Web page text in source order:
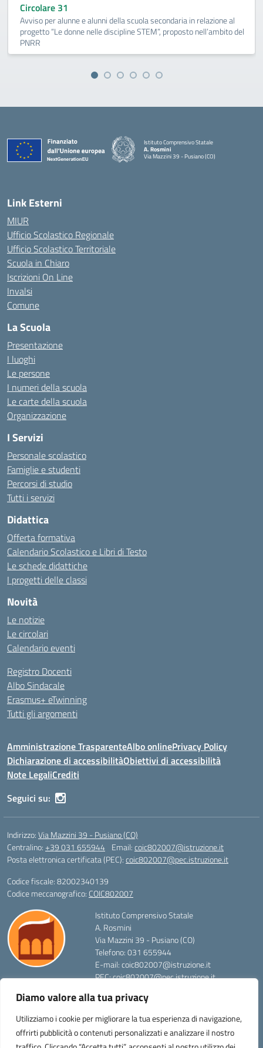
Diamo valore alla tua privacy
Utilizziamo i cookie per migliorare la tua esperienza di navigazione,
offrirti pubblicità o contenuti personalizzati e analizzare il nostro
Circolare 31
Avviso per alunne e alunni della scuola secondaria in relazione al
progetto “Le donne nelle discipline STEM”, proposto nell’ambito del
PNRR
Istituto Comprensivo Statale
A. Rosmini
Via Mazzini 39 - Pusiano (CO)
Link Esterni
MIUR
Ufficio Scolastico Regionale
Ufficio Scolastico Territoriale
Scuola in Chiaro
Iscrizioni On Line
Invalsi
Comune
La Scuola
Presentazione
I luoghi
Le persone
I numeri della scuola
Le carte della scuola
Organizzazione
I Servizi
Personale scolastico
Famiglie e studenti
Percorsi di studio
Tutti i servizi
Didattica
Offerta formativa
Calendario Scolastico e Libri di Testo
Le schede didattiche
I progetti delle classi
Novità
Le notizie
Le circolari
Calendario eventi
Registro Docenti
Albo Sindacale
Erasmus+ eTwinning
Tutti gli argomenti
Amministrazione TrasparenteAlbo onlinePrivacy Policy
Dichiarazione di accessibilitàObiettivi di accessibilità
Note LegaliCrediti
Seguici su:
Indirizzo:Via Mazzini 39 - Pusiano (CO)
Centralino:+39 031 655944 Email:coic802007@istruzione.it
Posta elettronica certificata (PEC):coic802007@pec.istruzione.it
Codice fiscale: 82002340139
Codice meccanografico: COIC802007
Istituto Comprensivo Statale
A. Rosmini
Via Mazzini 39 - Pusiano (CO)
Telefono: 031 655944
E-mail: coic802007@istruzione.it
PEC: coic802007@pec.istruzione.it
Codice Fiscale: 82002340139
FAX: 031657136